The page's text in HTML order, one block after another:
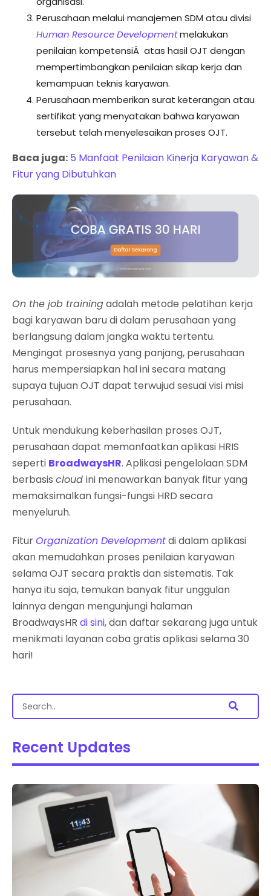
Perusahaan melalui manajemen SDM atau divisi
Human Resource Developmentmelakukan
penilaian kompetensiÂ atas hasil OJT dengan
mempertimbangkan penilaian sikap kerja dan
kemampuan teknis karyawan.
Perusahaan memberikan surat keterangan atau
sertifikat yang menyatakan bahwa karyawan
tersebut telah menyelesaikan proses OJT.
Baca juga: 5 Manfaat Penilaian Kinerja Karyawan &
Fitur yang Dibutuhkan
On the job trainingadalah metode pelatihan kerja
bagi karyawan baru di dalam perusahaan yang
berlangsung dalam jangka waktu tertentu.
Mengingat prosesnya yang panjang, perusahaan
harus mempersiapkan hal ini secara matang
supaya tujuan OJT dapat terwujud sesuai visi misi
perusahaan.
Untuk mendukung keberhasilan proses OJT,
perusahaan dapat memanfaatkan aplikasi HRIS
seperti BroadwaysHR. Aplikasi pengelolaan SDM
berbasis cloud ini menawarkan banyak fitur yang
memaksimalkan fungsi-fungsi HRD secara
menyeluruh.
FiturOrganization Developmentdi dalam aplikasi
akan memudahkan proses penilaian karyawan
selama OJT secara praktis dan sistematis. Tak
hanya itu saja, temukan banyak fitur unggulan
lainnya dengan mengunjungi halaman
BroadwaysHR di sini, dan daftar sekarang juga untuk
menikmati layanan coba gratis aplikasi selama 30
hari!
Recent Updates